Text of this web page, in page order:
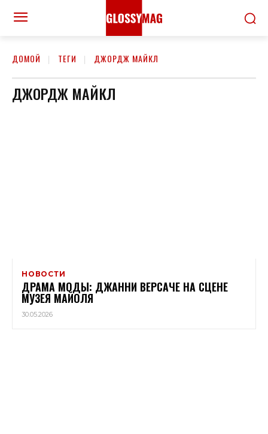
ДОМОЙ ТЕГИ ДЖОРДЖ МАЙКЛ
ДЖОРДЖ МАЙКЛ
НОВОСТИ
ДРАМА МОДЫ: ДЖАННИ ВЕРСАЧЕ НА СЦЕНЕ
МУЗЕЯ МАЙОЛЯ
30.05.2026